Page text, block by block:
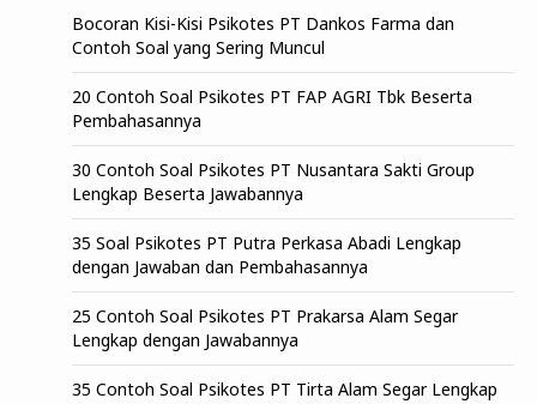
Bocoran Kisi-Kisi Psikotes PT Dankos Farma dan
Contoh Soal yang Sering Muncul
20 Contoh Soal Psikotes PT FAP AGRI Tbk Beserta
Pembahasannya
30 Contoh Soal Psikotes PT Nusantara Sakti Group
Lengkap Beserta Jawabannya
35 Soal Psikotes PT Putra Perkasa Abadi Lengkap
dengan Jawaban dan Pembahasannya
25 Contoh Soal Psikotes PT Prakarsa Alam Segar
Lengkap dengan Jawabannya
35 Contoh Soal Psikotes PT Tirta Alam Segar Lengkap